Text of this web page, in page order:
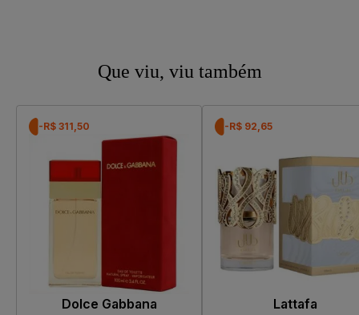
Que viu, viu também
-R$ 311,50
Dolce Gabbana
-R$ 92,65
Lattafa